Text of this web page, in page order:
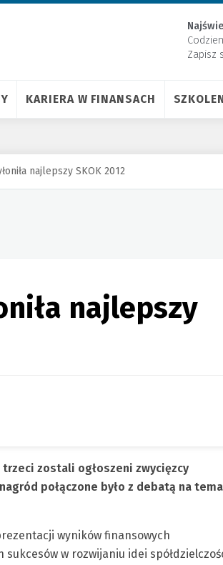
Zapisz
KARIERA W FINANSACH
najlepszy SKOK 2012
najlepszy
trzeci zostali ogłoszeni zwycięzcy
połączone było z debatą na
wyników finansowych
w rozwijaniu idei